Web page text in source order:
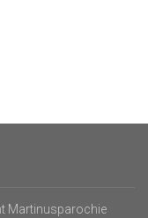
Martinusparochie